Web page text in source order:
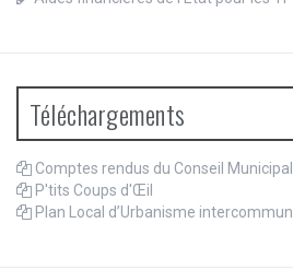
Téléchargements
Comptes rendus du Conseil Municipal
P'tits Coups d'Œil
Plan Local d’Urbanisme